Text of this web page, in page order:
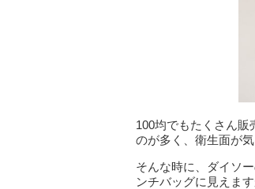
100均でもたくさん
のが多く、衛生面が
そんな時に、ダイソ
ンチバッグに見えま